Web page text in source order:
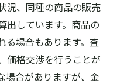
況、同種の商品の販売
出しています。商品の
る場合もあります。査
価格交渉を行うことが
場合がありますが、金